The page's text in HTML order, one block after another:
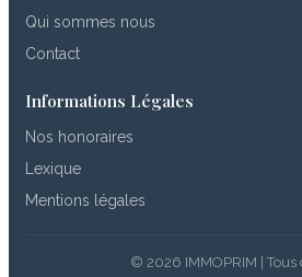
Qui sommes nous
Contact
Informations Légales
Nos honoraires
Lexique
Mentions légales
© 2026 IMMOPRIM | Tous